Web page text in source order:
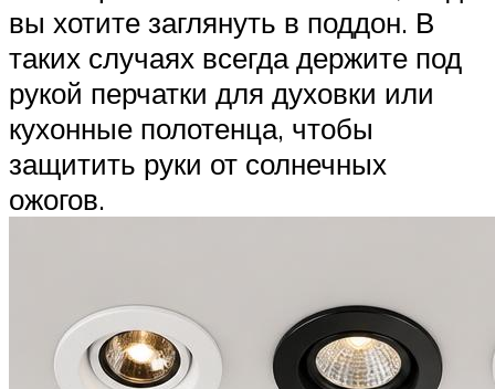
вы хотите заглянуть в поддон. В
таких случаях всегда держите под
рукой перчатки для духовки или
кухонные полотенца, чтобы
защитить руки от солнечных
ожогов.